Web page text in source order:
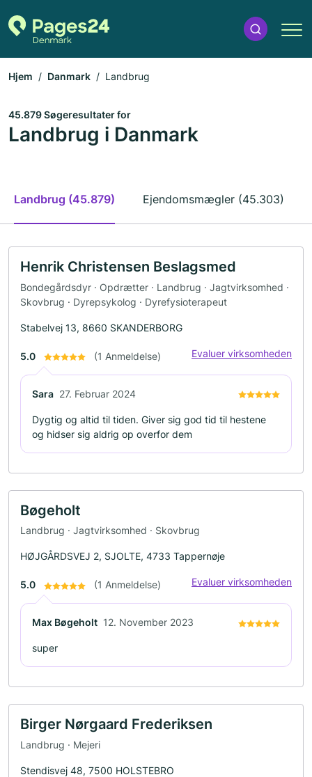
Hjem Danmark Landbrug
45.879 Søgeresultater for
Landbrug i Danmark
Landbrug (45.879) Ejendomsmægler (45.303)
Henrik Christensen Beslagsmed
Bondegårdsdyr · Opdrætter · Landbrug · Jagtvirksomhed ·
Skovbrug · Dyrepsykolog · Dyrefysioterapeut
Stabelvej 13, 8660 SKANDERBORG
5.0 (1 Anmeldelse) Evaluer virksomheden
Sara 27. Februar 2024
Dygtig og altid til tiden. Giver sig god tid til hestene
og hidser sig aldrig op overfor dem
Bøgeholt
Landbrug · Jagtvirksomhed · Skovbrug
HØJGÅRDSVEJ 2, SJOLTE, 4733 Tappernøje
5.0 (1 Anmeldelse) Evaluer virksomheden
Max Bøgeholt 12. November 2023
super
Birger Nørgaard Frederiksen
Landbrug · Mejeri
Stendisvej 48, 7500 HOLSTEBRO